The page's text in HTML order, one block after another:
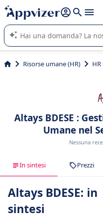
righe con
shift + enter
L'IA di Appvizer vi guida
software SaaS per la vostra
Risorse umane (HR)
Altays BDESE :
Umane nel
Nessuna
In sintesi Prezzi
Altays BDESE: in
sintesi